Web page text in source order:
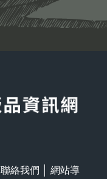
聯絡我們
網站導